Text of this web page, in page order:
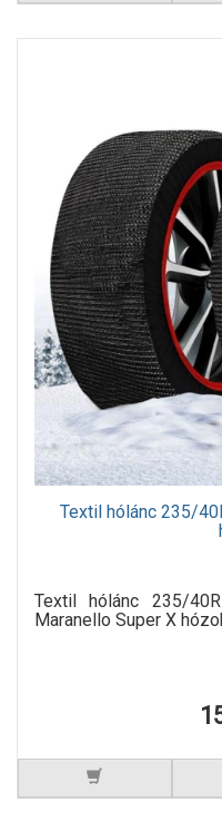
Textil hólánc 235/
Textil hólánc 235/
Maranello Super X